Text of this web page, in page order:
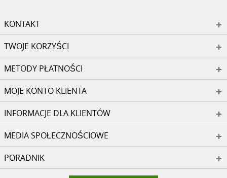
KONTAKT
TWOJE KORZYŚCI
METODY PŁATNOŚCI
MOJE KONTO KLIENTA
INFORMACJE DLA KLIENTÓW
MEDIA SPOŁECZNOŚCIOWE
PORADNIK